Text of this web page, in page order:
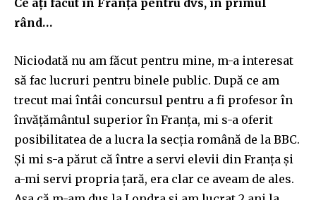
rând…
Niciodată nu am făcut pentru mine, m-a interesat
să fac lucruri pentru binele public. După ce am
trecut mai întâi concursul pentru a fi profesor în
învățământul superior în Franța, mi s-a oferit
posibilitatea de a lucra la secția română de la BBC.
Și mi s-a părut că între a servi elevii din Franța și
a-mi servi propria țară, era clar ce aveam de ales.